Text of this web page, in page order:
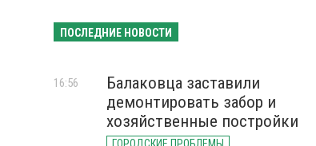
ПОСЛЕДНИЕ НОВОСТИ
Балаковца заставили
демонтировать забор и
хозяйственные постройки
16:56